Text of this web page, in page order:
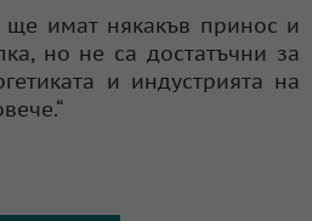
имат някакъв принос и
но не са достатъчни за
и индустрията на